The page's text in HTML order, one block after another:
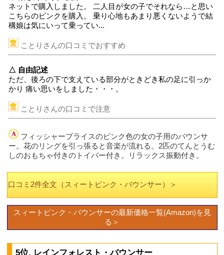
ネットで購入しました。 二人目が女の子でそれなら…と思い
こちらのピンクを購入。 乗り心地もあまり悪くないようで結
構娘は気にいって乗ってい...
ことりさんの口コミでおすすめ
△ 自由記述
ただ、後ろの下で支えている部分がときどき私の足に引っか
かり 痛い思いをしました・・・。
ことりさんの口コミで注意
フィッシャープライスのピンク色の女の子用のバウンサ
ー。花のリングを引っ張ると音楽が流れる。2匹のてんとうむ
しのおもちゃ付きのトイバー付き。リラックス振動付き。
口コミ2件全文（スィートピンク・バウンサー）＞
スィートピンク・バウンサーの最新価格一覧(Amazon)を見
る＞
5位. レインフォレスト・バウンサー